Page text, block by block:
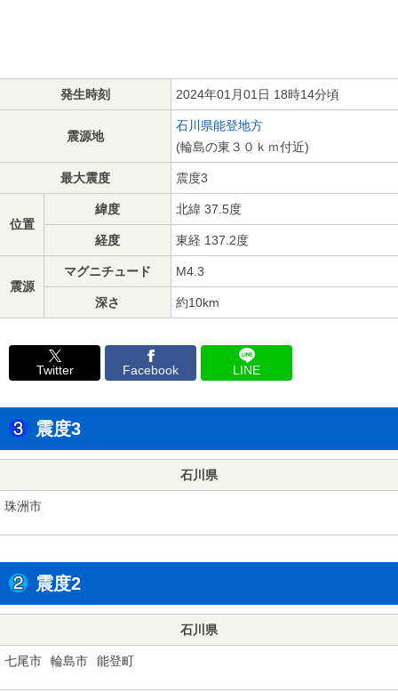
発生時刻 2024年01月01日 18時14分頃
震源地
石川県能登地方
(輪島の東３０ｋｍ付近)
最大震度 震度3
位置
緯度 北緯 37.5度
経度 東経 137.2度
震源
マグニチュード M4.3
深さ 約10km
Twitter Facebook LINE
震度3
石川県
珠洲市
震度2
石川県
七尾市 輪島市 能登町